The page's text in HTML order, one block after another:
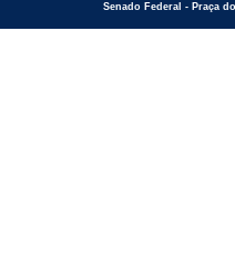
Senado Federal - Praça